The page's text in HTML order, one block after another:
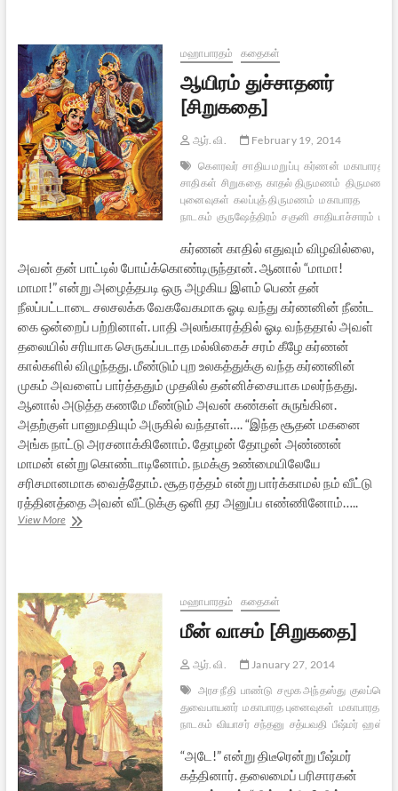
மஹாபாரதம் கதைகள்
ஆயிரம் துச்சாதனர்
[சிறுகதை]
ஆர். வி.
February 19, 2014
கௌரவர் சாதிய மறுப்பு கர்ணன்
சாதிகள் சிறுகதை காதல் திருமணம் திருமணம்
புனைவுகள் கலப்புத் திருமணம் மகாபாரத
நாடகம் குருஷேத்திரம் சகுனி சாதியாச்சாரம்
கர்ணன் காதில் எதுவும் விழவில்லை,
அவன் தன் பாட்டில் போய்க்கொண்டிருந்தான். ஆனால் “மாமா!
மாமா!” என்று அழைத்தபடி ஒரு அழகிய இளம் பெண் தன்
நீலப்பட்டாடை சலசலக்க வேகவேகமாக ஓடி வந்து கர்ணனின் நீண்ட
கை ஒன்றைப் பற்றினாள். பாதி அலங்காரத்தில் ஓடி வந்ததால் அவள்
தலையில் சரியாக செருகப்படாத மல்லிகைச் சரம் கீழே கர்ணன்
கால்களில் விழுந்தது. மீண்டும் புற உலகத்துக்கு வந்த கர்ணனின்
முகம் அவளைப் பார்த்ததும் முதலில் தன்னிச்சையாக மலர்ந்தது.
ஆனால் அடுத்த கணமே மீண்டும் அவன் கண்கள் சுருங்கின.
அதற்குள் பானுமதியும் அருகில் வந்தாள்…. “இந்த சூதன் மகனை
அங்க நாட்டு அரசனாக்கினோம். தோழன் தோழன் அண்ணன்
மாமன் என்று கொண்டாடினோம். நமக்கு உண்மையிலேயே
சரிசமானமாக வைத்தோம். சூத ரத்தம் என்று பார்க்காமல் நம் வீட்டு
ரத்தினத்தை அவன் வீட்டுக்கு ஒளி தர அனுப்ப எண்ணினோம்…..
View Moreஆயிரம்
மஹாபாரதம் கதைகள்
மீன் வாசம் [சிறுகதை]
ஆர். வி.
January 27, 2014
அரச நீதி பாண்டு சமூக அந்தஸ்து
துவைபாயனர் மகாபாரத புனைவுகள் மகாபாரத
நாடகம் வியாசர் சந்தனு சத்யவதி பீஷ்மர்
“அடே!” என்று திடீரென்று பீஷ்மர்
கத்தினார். தலைமைப் பரிசாரகன்